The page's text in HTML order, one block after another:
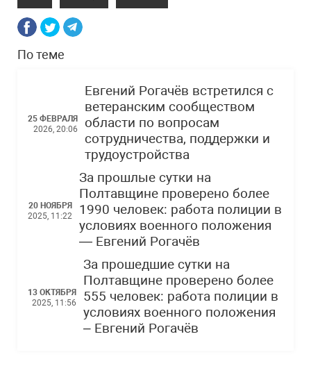
По теме
25 ФЕВРАЛЯ
2026, 20:06
Евгений Рогачёв встретился с
ветеранским сообществом
области по вопросам
сотрудничества, поддержки и
трудоустройства
20 НОЯБРЯ
2025, 11:22
За прошлые сутки на
Полтавщине проверено более
1990 человек: работа полиции в
условиях военного положения
— Евгений Рогачёв
13 ОКТЯБРЯ
2025, 11:56
За прошедшие сутки на
Полтавщине проверено более
555 человек: работа полиции в
условиях военного положения
– Евгений Рогачёв